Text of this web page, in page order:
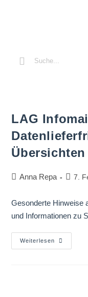
LAG
Übersichten
Anna Repa 7.
Gesonderte Hinweise
und Informationen zu
Weiterlesen